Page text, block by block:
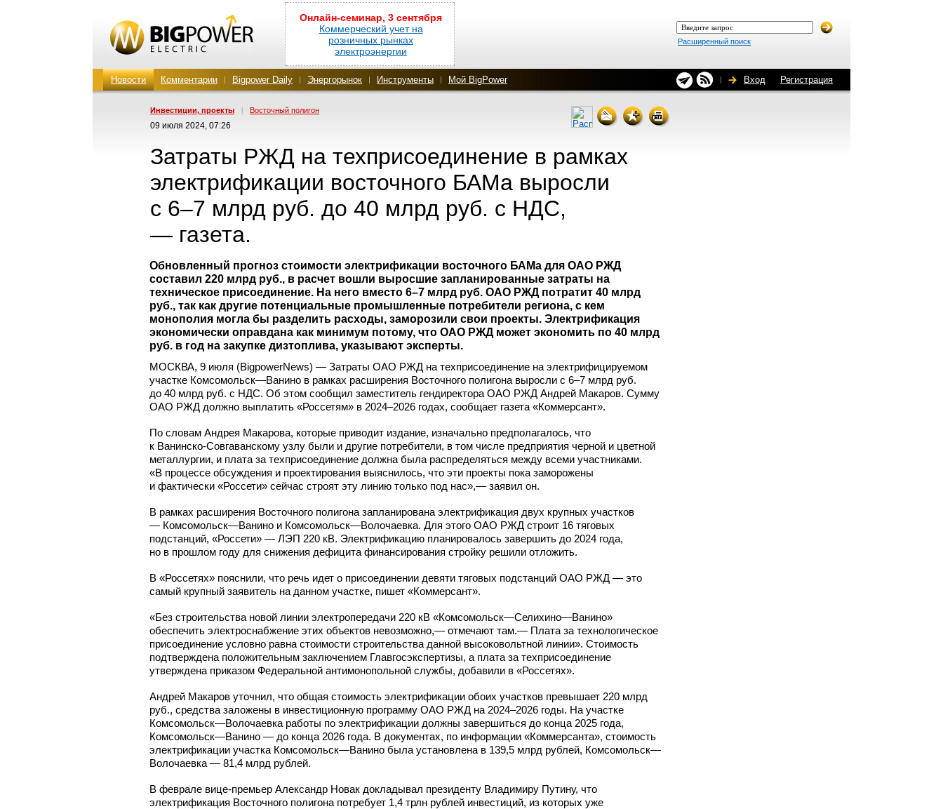
Онлайн-семинар, 3 сентября
Коммерческий учет на
розничных рынках
электроэнергии
Расширенный поиск
Новости Комментарии Bigpower Daily Энергорынок Инструменты Мой BigPower Вход Регистрация
Инвестиции, проекты | Восточный полигон
09 июля 2024, 07:26
Затраты РЖД на техприсоединение в рамках
электрификации восточного БАМа выросли
с 6–7 млрд руб. до 40 млрд руб. с НДС,
— газета.
Обновленный прогноз стоимости электрификации восточного БАМа для ОАО РЖД
составил 220 млрд руб., в расчет вошли выросшие запланированные затраты на
техническое присоединение. На него вместо 6–7 млрд руб. ОАО РЖД потратит 40 млрд
руб., так как другие потенциальные промышленные потребители региона, с кем
монополия могла бы разделить расходы, заморозили свои проекты. Электрификация
экономически оправдана как минимум потому, что ОАО РЖД может экономить по 40 млрд
руб. в год на закупке дизтоплива, указывают эксперты.
МОСКВА, 9 июля (BigpowerNews) — Затраты ОАО РЖД на техприсоединение на электрифицируемом
участке Комсомольск—Ванино в рамках расширения Восточного полигона выросли с 6–7 млрд руб.
до 40 млрд руб. с НДС. Об этом сообщил заместитель гендиректора ОАО РЖД Андрей Макаров. Сумму
ОАО РЖД должно выплатить «Россетям» в 2024–2026 годах, сообщает газета «Коммерсант».
По словам Андрея Макарова, которые приводит издание, изначально предполагалось, что
к Ванинско-Совгаванскому узлу были и другие потребители, в том числе предприятия черной и цветной
металлургии, и плата за техприсоединение должна была распределяться между всеми участниками.
«В процессе обсуждения и проектирования выяснилось, что эти проекты пока заморожены
и фактически «Россети» сейчас строят эту линию только под нас»,— заявил он.
В рамках расширения Восточного полигона запланирована электрификация двух крупных участков
— Комсомольск—Ванино и Комсомольск—Волочаевка. Для этого ОАО РЖД строит 16 тяговых
подстанций, «Россети» — ЛЭП 220 кВ. Электрификацию планировалось завершить до 2024 года,
но в прошлом году для снижения дефицита финансирования стройку решили отложить.
В «Россетях» пояснили, что речь идет о присоединении девяти тяговых подстанций ОАО РЖД — это
самый крупный заявитель на данном участке, пишет «Коммерсант».
«Без строительства новой линии электропередачи 220 кВ «Комсомольск—Селихино—Ванино»
обеспечить электроснабжение этих объектов невозможно,— отмечают там.— Плата за технологическое
присоединение условно равна стоимости строительства данной высоковольтной линии». Стоимость
подтверждена положительным заключением Главгосэкспертизы, а плата за техприсоединение
утверждена приказом Федеральной антимонопольной службы, добавили в «Россетях».
Андрей Макаров уточнил, что общая стоимость электрификации обоих участков превышает 220 млрд
руб., средства заложены в инвестиционную программу ОАО РЖД на 2024–2026 годы. На участке
Комсомольск—Волочаевка работы по электрификации должны завершиться до конца 2025 года,
Комсомольск—Ванино — до конца 2026 года. В документах, по информации «Коммерсанта», стоимость
электрификации участка Комсомольск—Ванино была установлена в 139,5 млрд рублей, Комсомольск—
Волочаевка — 81,4 млрд рублей.
В феврале вице-премьер Александр Новак докладывал президенту Владимиру Путину, что
электрификация Восточного полигона потребует 1,4 трлн рублей инвестиций, из которых уже